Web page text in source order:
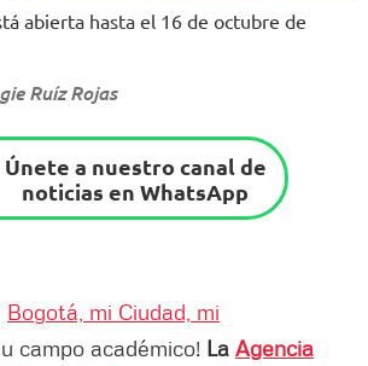
abierta hasta el 16 de octubre de
Ruíz Rojas
Únete a nuestro canal de
noticias en WhatsApp
Bogotá, mi Ciudad, mi
campo académico! La Agencia